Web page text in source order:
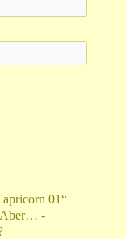
01“
Aber… -